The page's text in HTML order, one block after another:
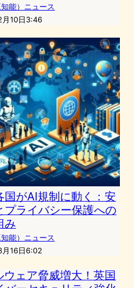
能）ニュース
10日3:46
国がAI規制に動く：安
プライバシー保護への
み
能）ニュース
16日6:02
ウェア脅威増大！英国